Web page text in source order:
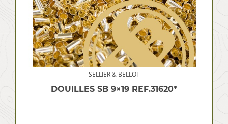
SELLIER & BELLOT
DOUILLES SB 9×19 REF.31620*